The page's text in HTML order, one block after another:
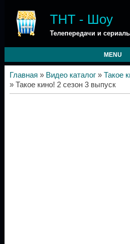
ТНТ - Шоу
Телепередачи и
MENU
Главная » Видео каталог» Такое
» Такое кино! 2 сезон 3 выпуск